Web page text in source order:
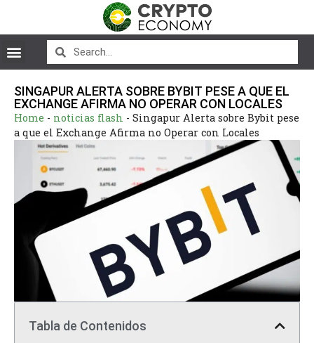
SINGAPUR ALERTA SOBRE BYBIT PESE A QUE EL
EXCHANGE AFIRMA NO OPERAR CON LOCALES
Home - noticias flash - Singapur Alerta sobre Bybit pese
a que el Exchange Afirma no Operar con Locales
Tabla de Contenidos